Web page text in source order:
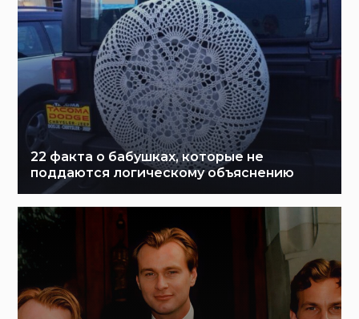
22 факта о бабушках, которые не
поддаются логическому объяснению